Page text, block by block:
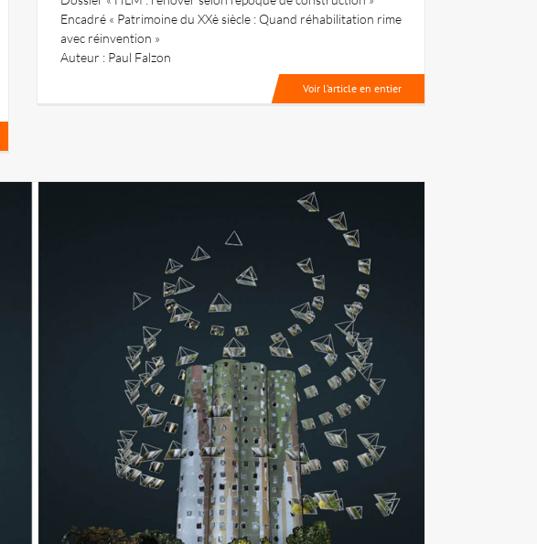
Encadré « Patrimoine du XXè siècle : Quand réhabilitation rime
avec réinvention »
Auteur : Paul Falzon
Voir l’article en entier